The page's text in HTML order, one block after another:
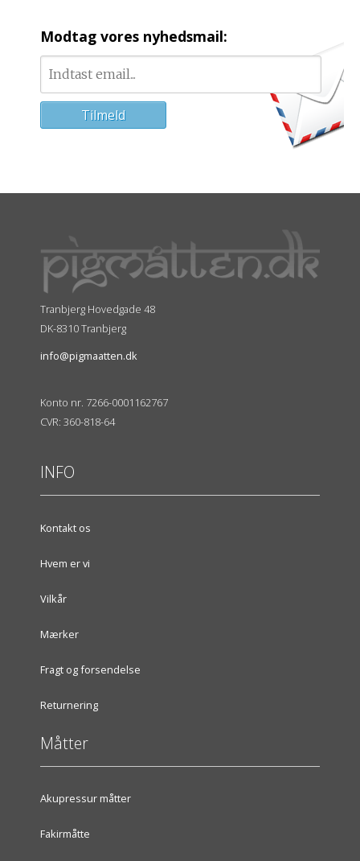
Modtag vores nyhedsmail:
Tranbjerg Hovedgade 48
DK-8310 Tranbjerg
info@pigmaatten.dk
Konto nr. 7266-0001162767
CVR: 360-818-64
INFO
Kontakt os
Hvem er vi
Vilkår
Mærker
Fragt og forsendelse
Returnering
Måtter
Akupressur måtter
Fakirmåtte